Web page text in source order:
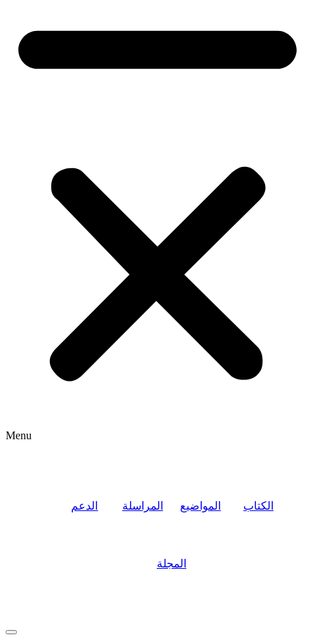
Menu
الدعم المراسلة المواضيع الكتاب
المجلة